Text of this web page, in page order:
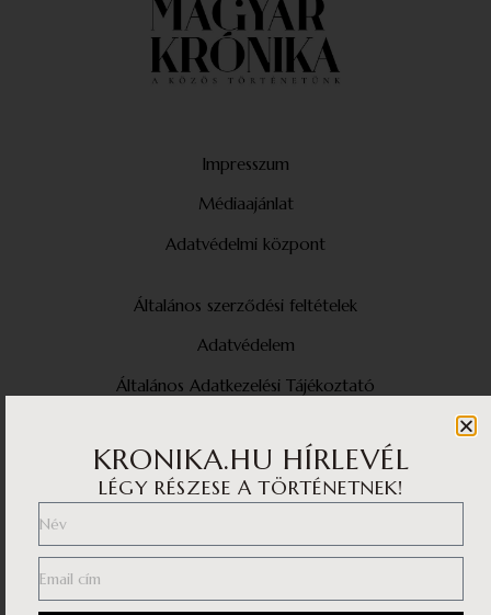
Impresszum
Médiaajánlat
Adatvédelmi központ
Általános szerződési feltételek
Adatvédelem
Általános Adatkezelési Tájékoztató
Facebook
Instagram
KRONIKA.HU HÍRLEVÉL
LÉGY RÉSZESE A TÖRTÉNETNEK!